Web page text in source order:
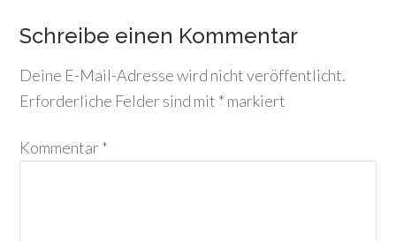
Schreibe einen Kommentar
Deine E-Mail-Adresse wird nicht veröffentlicht.
Erforderliche Felder sind mit * markiert
Kommentar*